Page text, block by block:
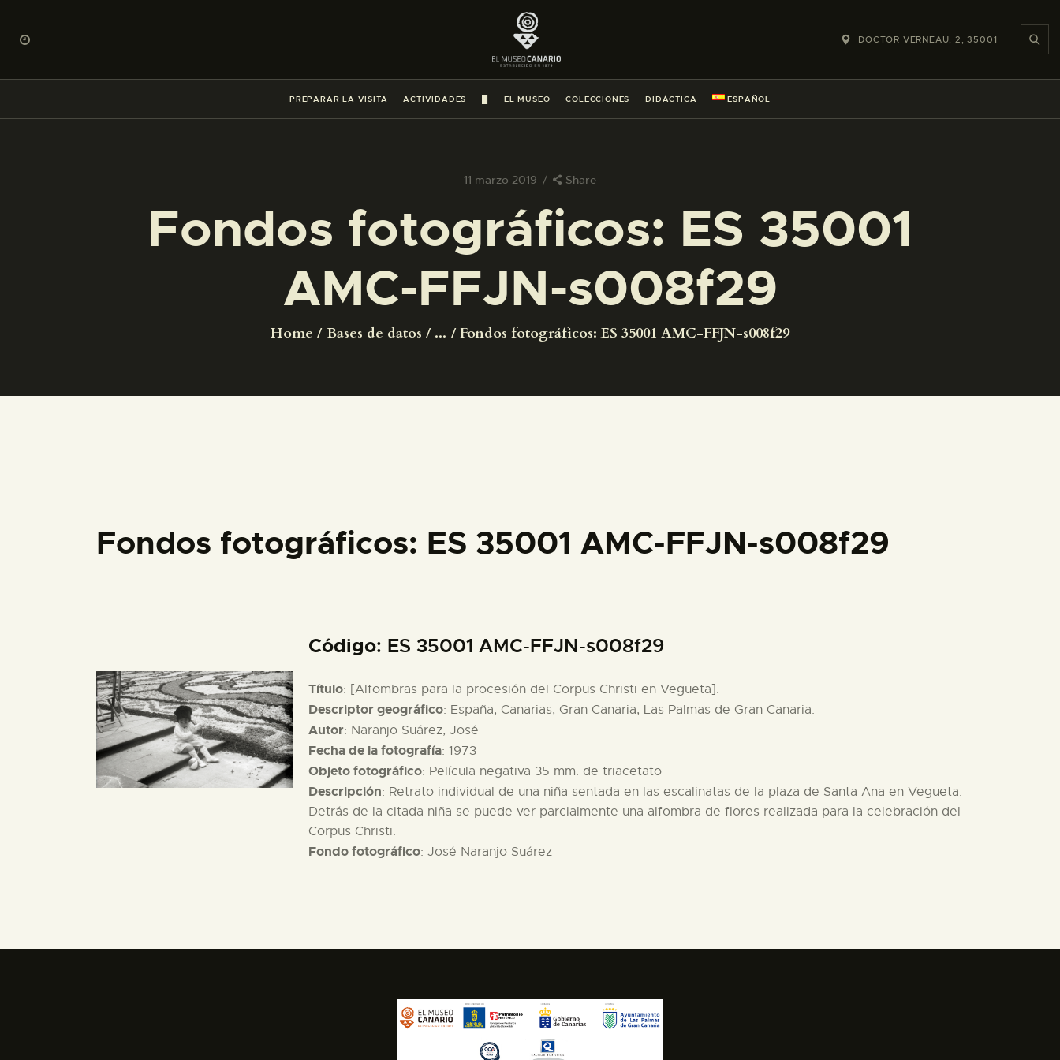
DOCTOR VERNEAU, 2, 35001
PREPARAR LA VISITA ACTIVIDADES EL MUSEO COLECCIONES DIDÁCTICA ESPAÑOL
11 marzo 2019 Share
Fondos fotográficos: ES 35001
AMC-FFJN-s008f29
Home Bases de datos ... Fondos fotográficos: ES 35001 AMC-FFJN-s008f29
PREPARAR LA VISITA
ACTIVIDADES
█
COLECCIONES
DIDÁCTICA
ESPAÑOL
Fondos fotográficos: ES 35001 AMC-FFJN-s008f29
Código: ES 35001 AMC-FFJN-s008f29
Título: [Alfombras para la procesión del Corpus Christi en Vegueta].
Descriptor geográfico: España, Canarias, Gran Canaria, Las Palmas de Gran Canaria.
Autor: Naranjo Suárez, José
Fecha de la fotografía: 1973
Objeto fotográfico: Película negativa 35 mm. de triacetato
Descripción: Retrato individual de una niña sentada en las escalinatas de la plaza de Santa Ana en Vegueta.
Detrás de la citada niña se puede ver parcialmente una alfombra de flores realizada para la celebración del
Corpus Christi.
Fondo fotográfico: José Naranjo Suárez